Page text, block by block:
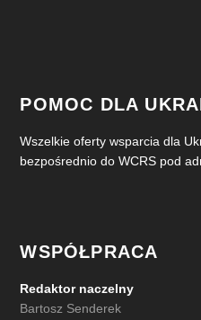
POMOC DLA
Wszelkie oferty wsparcia dla
bezpośrednio do WCRS pod
WSPÓŁPRACA
Redaktor naczelny
Bartosz Senderek